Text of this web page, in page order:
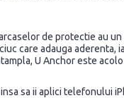
de protectie au
care adauga
U Anchor este
sa ii aplici telefonului